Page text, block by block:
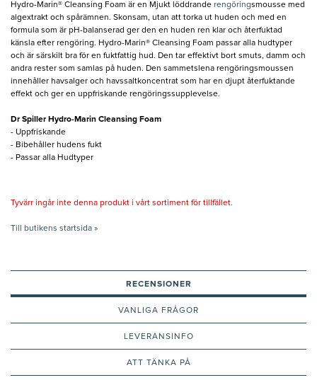
Hydro-Marin® Cleansing Foam är en Mjukt löddrande rengöringsmousse med
algextrakt och spårämnen. Skonsam, utan att torka ut huden och med en
formula som är pH-balanserad ger den en huden ren klar och återfuktad
känsla efter rengöring. Hydro-Marin® Cleansing Foam passar alla hudtyper
och är särskilt bra för en fuktfattig hud. Den tar effektivt bort smuts, damm och
andra rester som samlas på huden. Den sammetslena rengöringsmoussen
innehåller havsalger och havssaltkoncentrat som har en djupt återfuktande
effekt och ger en uppfriskande rengöringssupplevelse.
Dr Spiller Hydro-Marin Cleansing Foam
- Uppfriskande
- Bibehåller hudens fukt
- Passar alla Hudtyper
Tyvärr ingår inte denna produkt i vårt sortiment för tillfället.
Till butikens startsida »
RECENSIONER
VANLIGA FRÅGOR
LEVERANSINFO
ATT TÄNKA PÅ